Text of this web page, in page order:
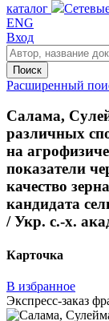
каталог
ENG
Вход
Поиск
Расширенный
Салама,
различных
на
показатели
качество
кандидата
/ Укр. с.-х.
Карточка
В избранное
Экспресс-заказ